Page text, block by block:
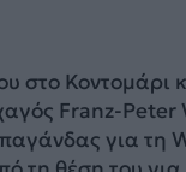
στο
Franz-Peter
για τη